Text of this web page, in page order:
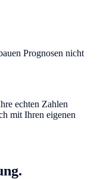
Prognosen nicht
echten Zahlen
mit Ihren eigenen